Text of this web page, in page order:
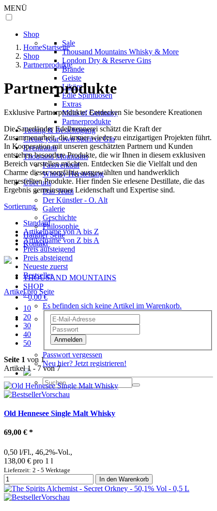
MENÜ
Shop
Sale
Thousand Mountains Whisky & More
London Dry & Reserve Gins
Brände
Geiste
Liköre
Edle Spirituosen
Extras
Malts of Germany
Partnerprodukte
Tasting & Besichtigung
Create your own Spirit or Gin
Eventraum
Thousand Mountains
Fassverkauf
Whisky Herstellung
Über uns
Das Team
Der Künstler - O. Alt
Galerie
Geschichte
Philosophie
Händler Seite
Kontakt
THOUSAND MOUNTAINS
SHOP
0 0,00 €
Es befinden sich keine Artikel im Warenkorb.
Anmelden
Passwort vergessen
Neu hier? Jetzt registrieren!
HomeStartseite
Shop
Partnerprodukte
Partnerprodukte
Exklusive Partnerprodukte: Entdecken Sie besondere Kreationen
Die Sauerländer Edelbrennerei schätzt die Kraft der
Zusammenarbeit, die immer wieder zu einzigartigen Projekten führt.
In Kooperation mit unseren geschätzten Partnern und Kunden
entstehen besondere Produkte, die wir Ihnen in diesem exklusiven
Bereich vorstellen möchten. Entdecken Sie die Vielfalt und den
Charme dieser sorgfältig ausgewählten und handwerklich
hergestellten Produkte. Hier finden Sie erlesene Destillate, die das
Ergebnis gemeinsamer Leidenschaft und Expertise sind.
Sortierung
Standard
Artikelname von A bis Z
Artikelname von Z bis A
Preis aufsteigend
Preis absteigend
Neueste zuerst
Bestseller
Artikel pro Seite
10
20
30
40
50
Seite 1 von 1
Artikel 1 - 7 von 7
Vorschau
Old Hennesee Single Malt Whisky
69,00 € *
0,50 l/Fl., 46,2%-Vol.,
138,00 € pro 1 l
Lieferzeit: 2 - 5 Werktage
In den Warenkorb
Vorschau